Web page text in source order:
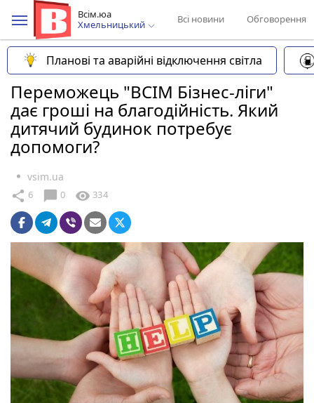
Всім.юа
Хмельницький
Всі новини Обговорення
Планові та аварійні відключення світла
Переможець "ВСІМ Бізнес-ліги"
дає гроші на благодійність. Який
дитячий будинок потребує
допомоги?
vsim.ua
share 6 chat_bubble 0 visibility 334